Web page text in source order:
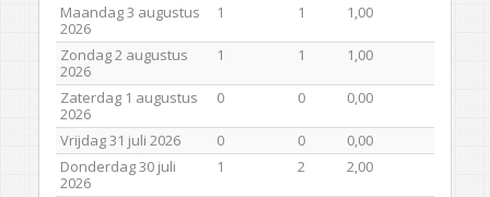
Maandag 3 augustus
2026
1 1 1,00
Zondag 2 augustus
2026
1 1 1,00
Zaterdag 1 augustus
2026
0 0 0,00
Vrijdag 31 juli 2026 0 0
0,00
Donderdag 30 juli
2026
1 2 2,00